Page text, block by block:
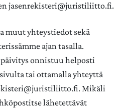
jasenrekisteri@juristiliitto.fi.
muut yhteystiedot sekä
ajan tasalla.
onnistuu helposti
tai ottamalla yhteyttä
Mikäli
lähetettävät